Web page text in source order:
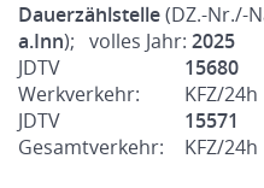
Dauerzählstelle(DZ.-Nr./-
a.Inn); volles Jahr: 2025
JDTV
Werkverkehr:
15680
KFZ/24h
JDTV
Gesamtverkehr:
15571
KFZ/24h